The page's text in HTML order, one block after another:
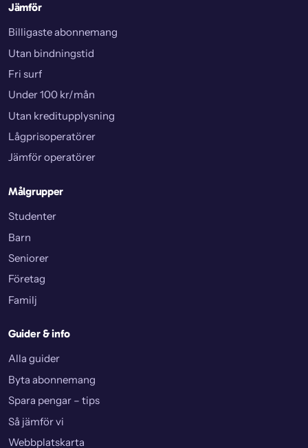
Jämför
Billigaste abonnemang
Utan bindningstid
Fri surf
Under 100 kr/mån
Utan kreditupplysning
Lågprisoperatörer
Jämför operatörer
Målgrupper
Studenter
Barn
Seniorer
Företag
Familj
Guider & info
Alla guider
Byta abonnemang
Spara pengar – tips
Så jämför vi
Webbplatskarta